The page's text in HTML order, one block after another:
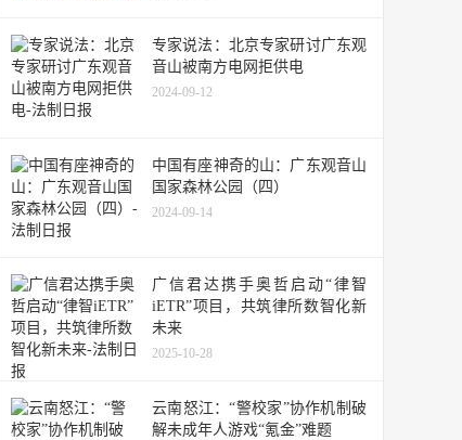
专家说法：北京专家研讨广东观
音山被南方电网拒供电
2024-09-12
中国有座神奇的山：广东观音山
国家森林公园（四）
2024-09-14
广信君达携手奥哲启动“律智
iETR”项目，共筑律所数智化新
未来
2025-10-28
云南怒江：“警校家”协作机制破
解未成年人游戏“氪金”难题